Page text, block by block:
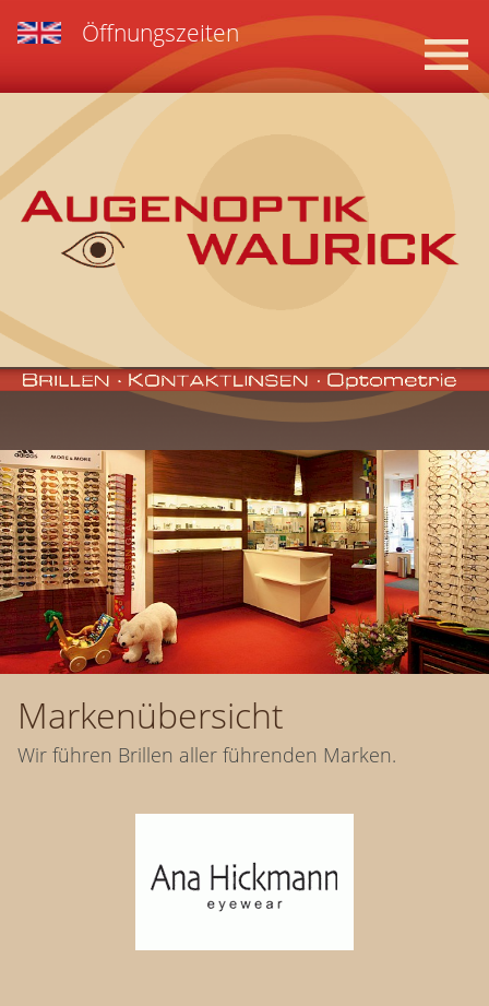
Öffnungszeiten
Markenübersicht
Wir führen Brillen aller führenden Marken.